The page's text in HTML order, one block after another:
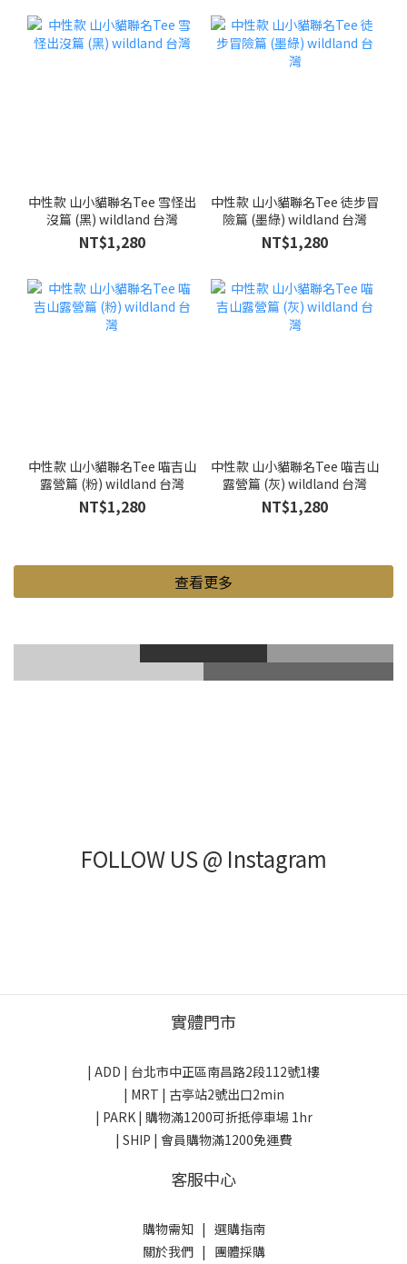
中性款 山小貓聯名Tee 雪怪出
沒篇 (黑) wildland 台灣
NT$1,280
中性款 山小貓聯名Tee 徒步冒
險篇 (墨綠) wildland 台灣
NT$1,280
中性款 山小貓聯名Tee 喵吉山
露營篇 (粉) wildland 台灣
NT$1,280
中性款 山小貓聯名Tee 喵吉山
露營篇 (灰) wildland 台灣
NT$1,280
查看更多
登山鞋 Gore-Tex
登山杖 滑雪護具
FOLLOW US @ Instagram
實體門市
| ADD | 台北市中正區南昌路2段112號1樓
| MRT | 古亭站2號出口2min
| PARK | 購物滿1200可折抵停車場 1hr
| SHIP | 會員購物滿1200免運費
客服中心
購物需知| 選購指南
關於我們| 團體採購